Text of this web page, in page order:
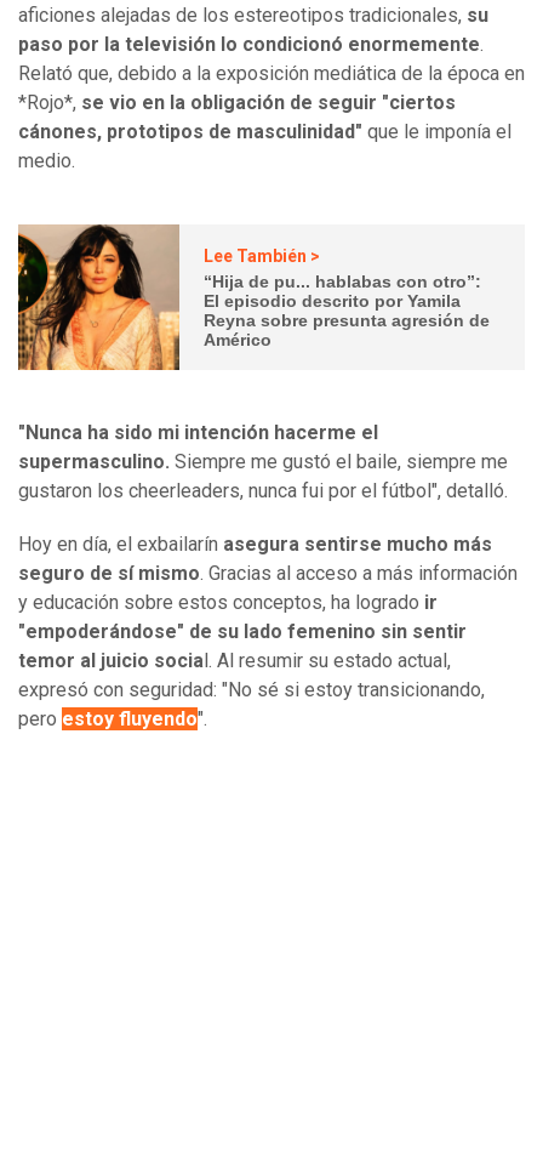
aficiones alejadas de los estereotipos tradicionales, su
paso por la televisión lo condicionó enormemente.
Relató que, debido a la exposición mediática de la época en
*Rojo*, se vio en la obligación de seguir "ciertos
cánones, prototipos de masculinidad" que le imponía el
medio.
Lee También >
“Hija de pu... hablabas con otro”:
El episodio descrito por Yamila
Reyna sobre presunta agresión de
Américo
"Nunca ha sido mi intención hacerme el
supermasculino. Siempre me gustó el baile, siempre me
gustaron los cheerleaders, nunca fui por el fútbol", detalló.
Hoy en día, el exbailarín asegura sentirse mucho más
seguro de sí mismo. Gracias al acceso a más información
y educación sobre estos conceptos, ha logrado ir
"empoderándose" de su lado femenino sin sentir
temor al juicio socia l. Al resumir su estado actual,
expresó con seguridad: "No sé si estoy transicionando,
pero estoy fluyendo".